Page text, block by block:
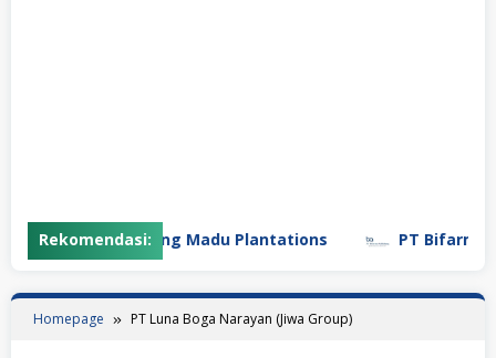
Rekomendasi:
PT Gunung Madu Plantations PT Bifarma
Homepage PT Luna Boga Narayan (Jiwa Group)